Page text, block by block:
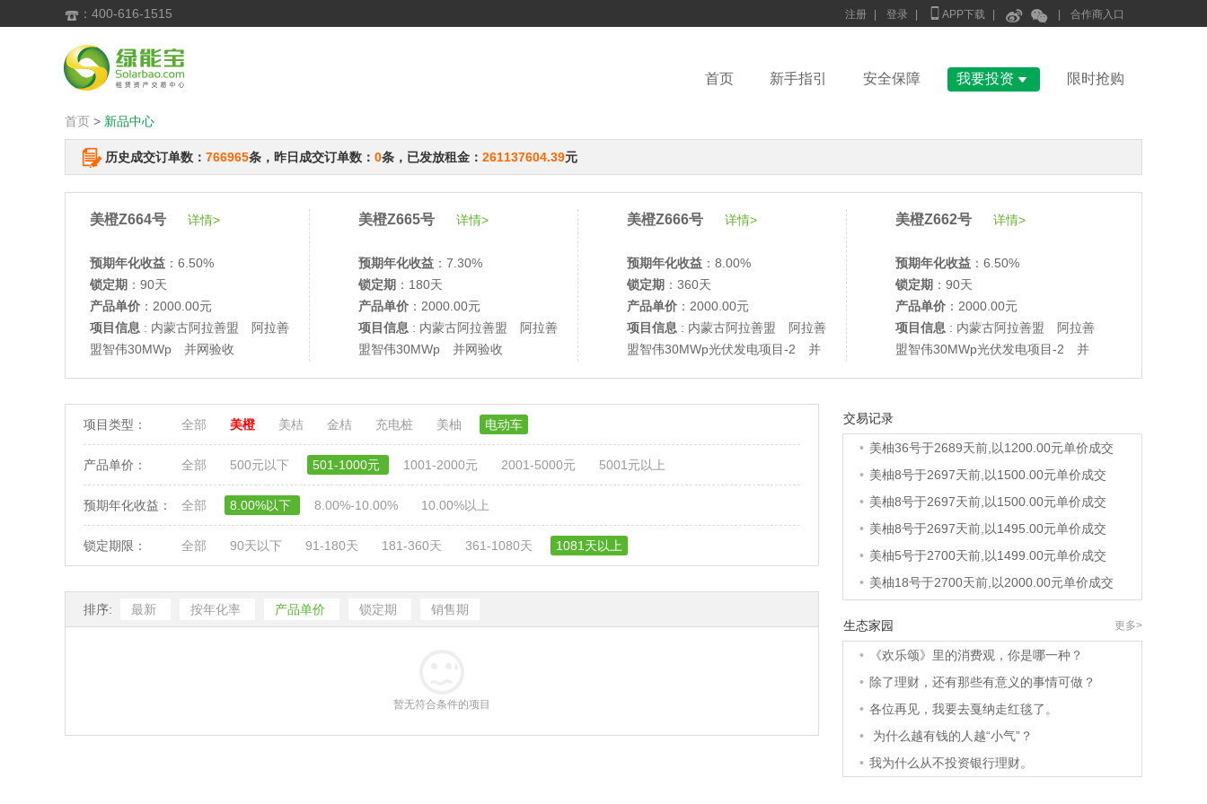
 ：400-616-1515 注册 登录  APP下载   合作商入口
首页 新手指引 安全保障 我要投资  限时抢购
首页 > 新品中心
历史成交订单数： 766965条，昨日成交订单数： 0条，已发放租金： 261137604.39元
美橙Z664号 详情>
预期年化收益 ：6.50%
锁定期 ：90天
产品单价 ：2000.00元
项目信息 : 内蒙古阿拉善盟 阿拉善
盟智伟30MWp 并网验收
美橙Z665号 详情>
预期年化收益 ：7.30%
锁定期 ：180天
产品单价 ：2000.00元
项目信息 : 内蒙古阿拉善盟 阿拉善
盟智伟30MWp 并网验收
美橙Z666号 详情>
预期年化收益 ：8.00%
锁定期 ：360天
产品单价 ：2000.00元
项目信息 : 内蒙古阿拉善盟 阿拉善
盟智伟30MWp光伏发电项目-2 并
美橙Z662号 详情>
预期年化收益 ：6.50%
锁定期 ：90天
产品单价 ：2000.00元
项目信息 : 内蒙古阿拉善盟 阿拉善
盟智伟30MWp光伏发电项目-2 并
项目类型： 全部 美橙 美桔 金桔 充电桩 美柚 电动车
产品单价： 全部 500元以下 501-1000元 1001-2000元 2001-5000元 5001元以上
预期年化收益： 全部 8.00%以下 8.00%-10.00% 10.00%以上
锁定期限： 全部 90天以下 91-180天 181-360天 361-1080天 1081天以上
排序: 最新 按年化率 产品单价 锁定期 销售期
暂无符合条件的项目
交易记录
• 美柚40号于2688天前,以1200.00元单价成交
• 美柚36号于2689天前,以1200.00元单价成交
• 美柚8号于2697天前,以1500.00元单价成交
• 美柚8号于2697天前,以1500.00元单价成交
• 美柚8号于2697天前,以1495.00元单价成交
• 美柚5号于2700天前,以1499.00元单价成交
• 美柚18号于2700天前,以2000.00元单价成交
•
美柚3号于2701天前,以1500.00元单价成交
美柚38号于2701天前,以1500.00元单价成交
美柚20号于2715天前,以1495.00元单价成交
美柚38号于2718天前,以1500.00元单价成交
美柚10号于2718天前,以2000.00元单价成交
美柚8号于2720天前,以1490.00元单价成交
生态家园 更多>
•
《欢乐颂》里的消费观，你是哪一种？
• 除了理财，还有那些有意义的事情可做？
• 各位再见，我要去戛纳走红毯了。
•
为什么越有钱的人越“小气”？
• 我为什么从不投资银行理财。